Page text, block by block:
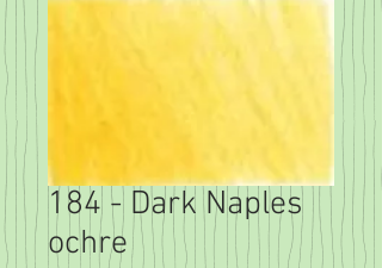
184 - Dark Naples
ochre